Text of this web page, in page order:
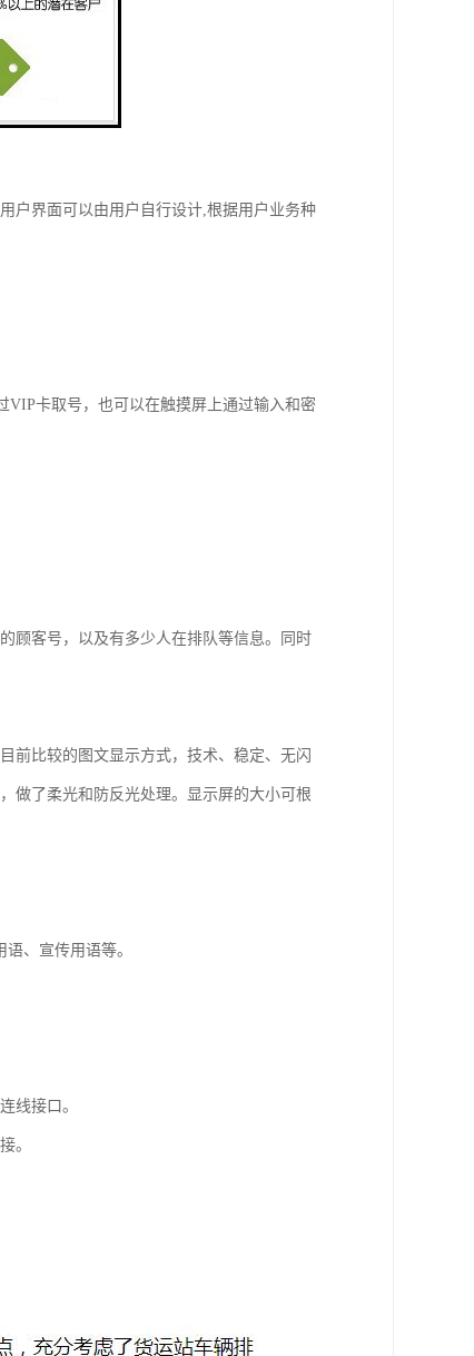
户界面可以由用户自行设计,根据用户业务种
VIP卡取号，也可以在触摸屏上通过输入和密
顾客号，以及有多少人在排队等信息。同时
前比较的图文显示方式，技术、稳定、无闪
做了柔光和防反光处理。显示屏的大小可根
、宣传用语等。
线接口。
。